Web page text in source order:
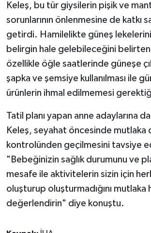
Keleş, bu tür giysilerin pişik ve
sorunlarının önlenmesine de katkı
getirdi. Hamilelikte güneş
belirgin hale gelebileceğini
özellikle öğle saatlerinde güneşe
şapka ve şemsiye kullanılması ile
ürünlerin ihmal edilmemesi
Tatil planı yapan anne adaylarına
Keleş, seyahat öncesinde mutlaka
kontrolünden geçilmesini tavsiye
"Bebeğinizin sağlık durumunu ve
mesafe ile aktivitelerin sizin için
oluşturup oluşturmadığını mutlaka
değerlendirin" diye konuştu.